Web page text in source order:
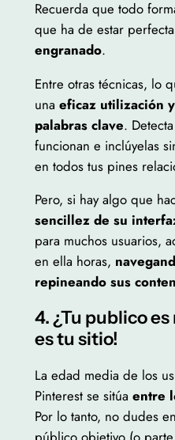
Recuerda que todo
que ha de estar
engranado.
Entre otras técnicas, lo
una eficaz utilización
palabras clave.
funcionan e inclúyelas
en todos tus pines
Pero, si hay algo que
sencillez de su
para muchos usuarios,
en ella horas,
repineando sus
4. ¿Tu publico
es tu sitio!
La edad media de los
Pinterest se sitúa entre
Por lo tanto, no dudes